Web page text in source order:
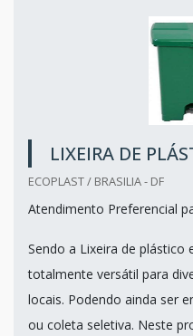
LIXEIRA DE
ECOPLAST / BRASILIA - DF
Atendimento Preferencial
Sendo a Lixeira de plástico
totalmente versátil para
locais. Podendo ainda ser
ou coleta seletiva. Neste